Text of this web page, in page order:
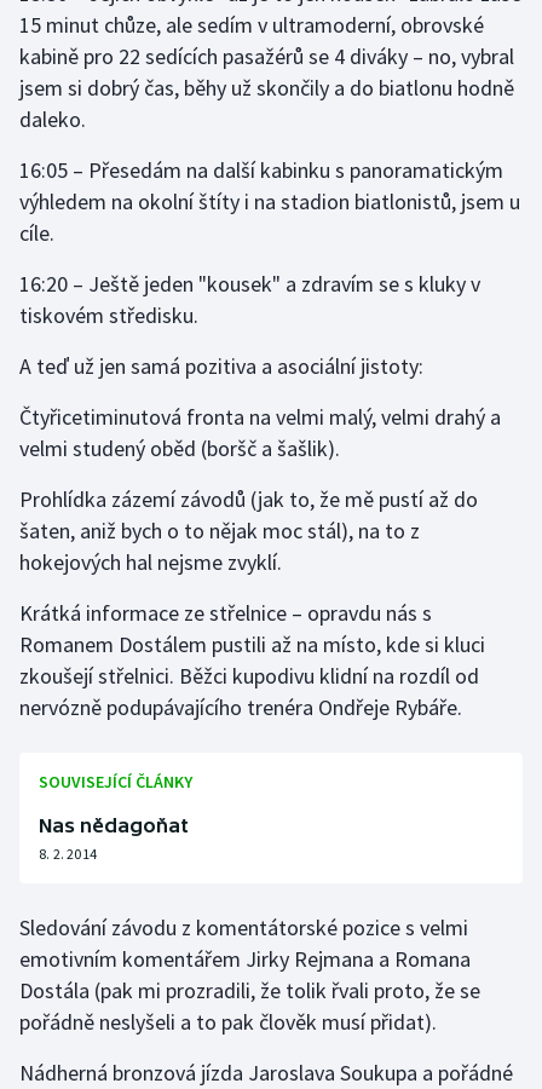
Stolní tenis
Triatlon
Veslování
Vodní slalom
Ostatní
15 minut chůze, ale sedím v ultramoderní, obrovské
kabině pro 22 sedících pasažérů se 4 diváky – no, vybral
jsem si dobrý čas, běhy už skončily a do biatlonu hodně
daleko.
16:05 – Přesedám na další kabinku s panoramatickým
výhledem na okolní štíty i na stadion biatlonistů, jsem u
cíle.
16:20 – Ještě jeden "kousek" a zdravím se s kluky v
tiskovém středisku.
A teď už jen samá pozitiva a asociální jistoty:
Čtyřicetiminutová fronta na velmi malý, velmi drahý a
velmi studený oběd (boršč a šašlik).
Prohlídka zázemí závodů (jak to, že mě pustí až do
šaten, aniž bych o to nějak moc stál), na to z
hokejových hal nejsme zvyklí.
Krátká informace ze střelnice – opravdu nás s
Romanem Dostálem pustili až na místo, kde si kluci
zkoušejí střelnici. Běžci kupodivu klidní na rozdíl od
nervózně podupávajícího trenéra Ondřeje Rybáře.
SOUVISEJÍCÍ ČLÁNKY
Nas nědagoňat
8. 2. 2014
Sledování závodu z komentátorské pozice s velmi
emotivním komentářem Jirky Rejmana a Romana
Dostála (pak mi prozradili, že tolik řvali proto, že se
pořádně neslyšeli a to pak člověk musí přidat).
Nádherná bronzová jízda Jaroslava Soukupa a pořádné